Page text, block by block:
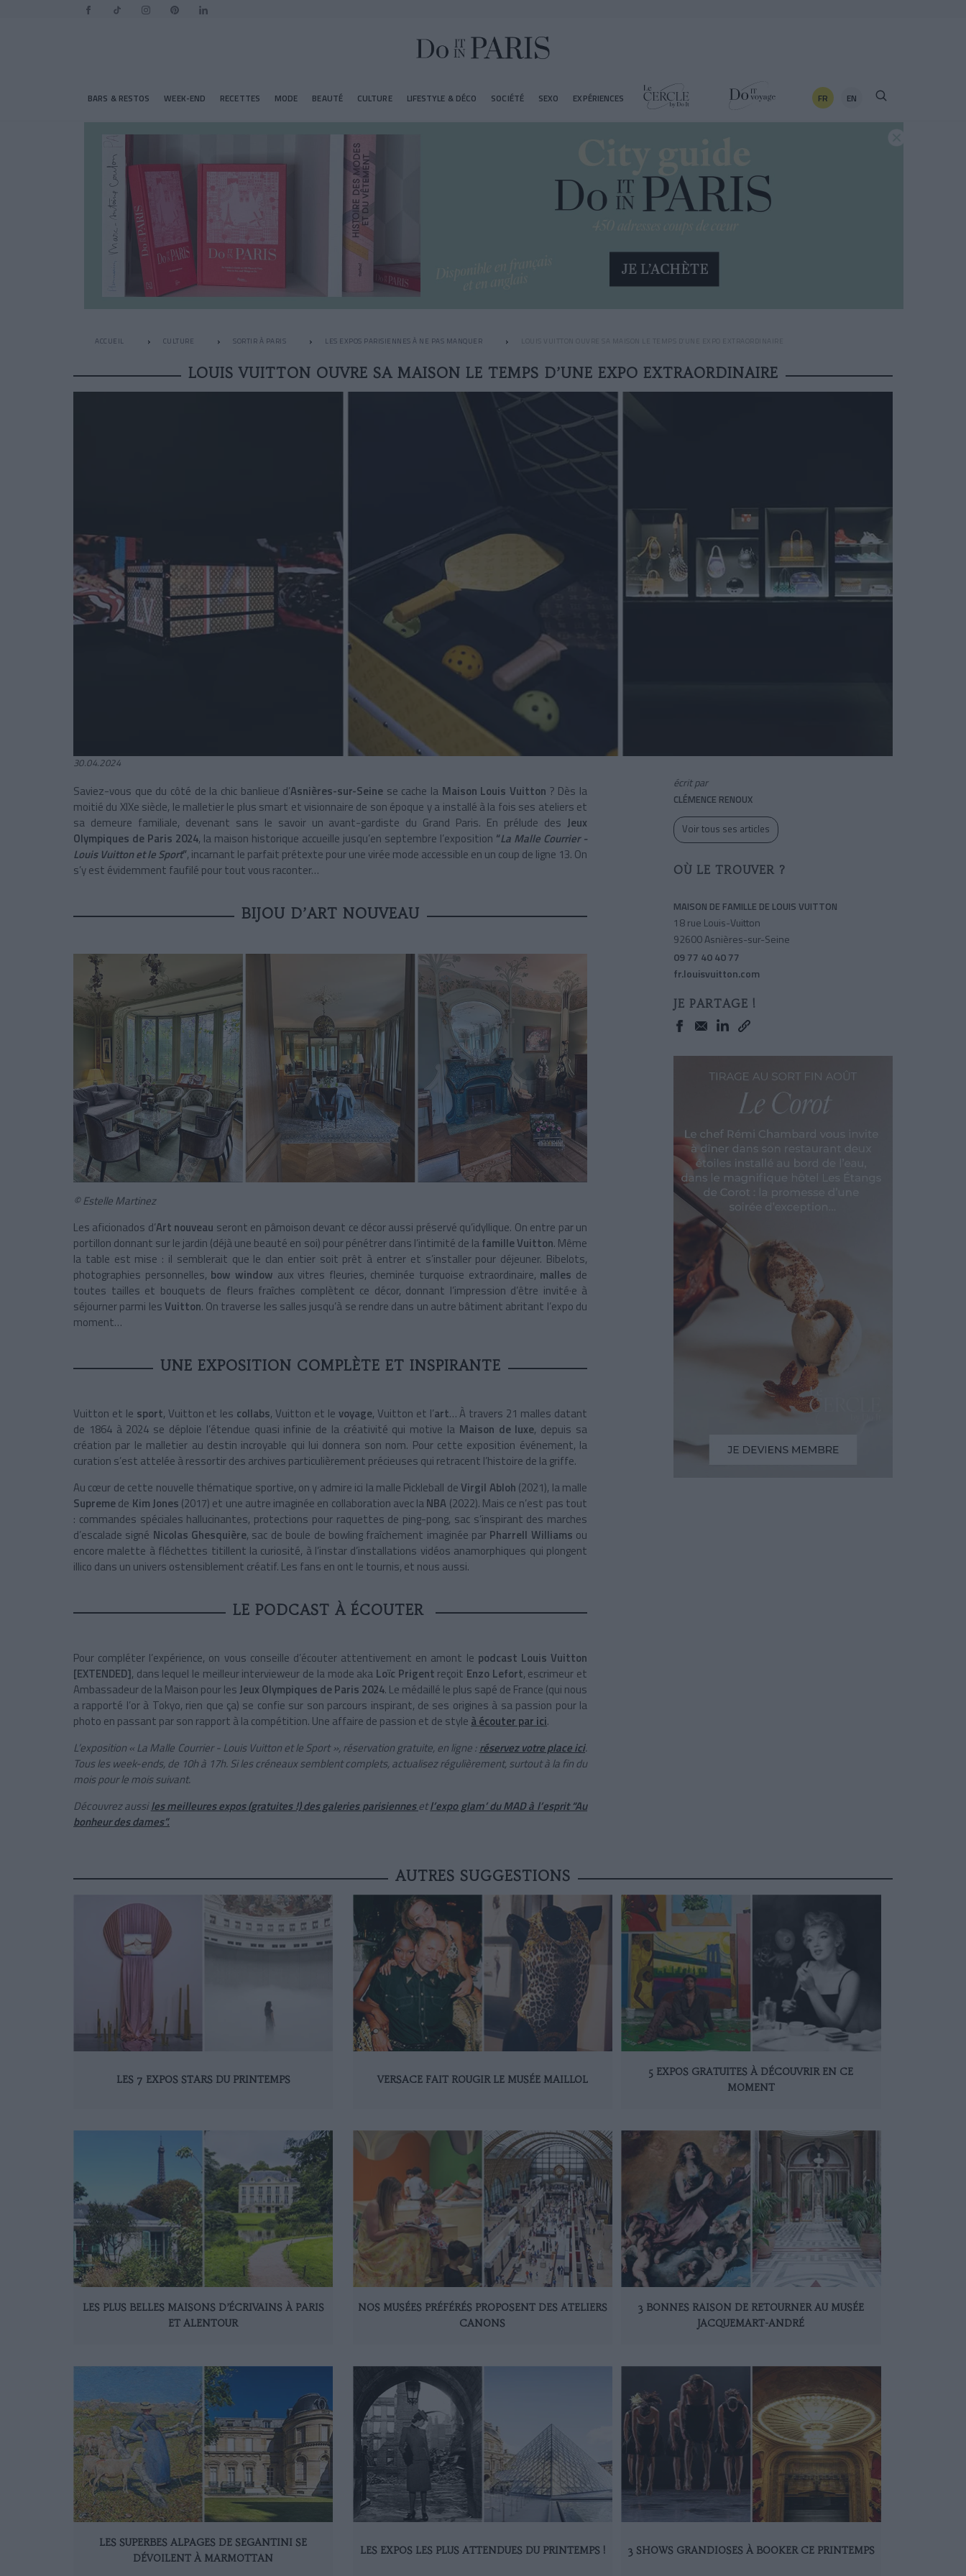
BARS & RESTOS WEEK-END RECETTES MODE BEAUTÉ CULTURE LIFESTYLE & DÉCO SOCIÉTÉ SEXO EXPÉRIENCES FR EN
ACCUEIL CULTURE SORTIR À PARIS LES EXPOS PARISIENNES À NE PAS MANQUER LOUIS VUITTON OUVRE SA MAISON LE TEMPS D’UNE EXPO EXTRAORDINAIRE
LOUIS VUITTON OUVRE SA MAISON LE TEMPS D’UNE EXPO EXTRAORDINAIRE
30.04.2024
Saviez-vous que du côté de la chic banlieue d’Asnières-sur-Seine se cache la Maison Louis Vuitton ? Dès la
moitié du XIXe siècle, le malletier le plus smart et visionnaire de son époque y a installé à la fois ses ateliers et
sa demeure familiale, devenant sans le savoir un avant-gardiste du Grand Paris. En prélude des Jeux
Olympiques de Paris 2024, la maison historique accueille jusqu’en septembre l’exposition “La Malle Courrier -
Louis Vuitton et le Sport”, incarnant le parfait prétexte pour une virée mode accessible en un coup de ligne 13. On
s’y est évidemment faufilé pour tout vous raconter…
BIJOU D’ART NOUVEAU
© Estelle Martinez
Les aficionados d’Art nouveau seront en pâmoison devant ce décor aussi préservé qu’idyllique. On entre par un
portillon donnant sur le jardin (déjà une beauté en soi) pour pénétrer dans l’intimité de lafamille Vuitton. Même
la table est mise : il semblerait que le clan entier soit prêt à entrer et s’installer pour déjeuner. Bibelots,
photographies personnelles, bow window aux vitres fleuries, cheminée turquoise extraordinaire, malles de
toutes tailles et bouquets de fleurs fraîches complètent ce décor, donnant l’impression d’être invité·e à
séjourner parmi lesVuitton. On traverse les salles jusqu’à se rendre dans un autre bâtiment abritant l’expo du
moment…
UNE EXPOSITION COMPLÈTE ET INSPIRANTE
Vuitton et le sport, Vuitton et les collabs, Vuitton et le voyage, Vuitton et l’art… À travers 21 malles datant
de 1864 à 2024 se déploie l’étendue quasi infinie de la créativité qui motive la Maison de luxe, depuis sa
création par le malletier au destin incroyable qui lui donnera son nom. Pour cette exposition événement, la
curation s’est attelée à ressortir des archives particulièrement précieuses qui retracent l’histoire de la griffe.
Au cœur de cette nouvelle thématique sportive, on y admire ici la malle Pickleball deVirgil Abloh (2021), la malle
Supremede Kim Jones (2017) et une autre imaginée en collaboration avec laNBA (2022). Mais ce n’est pas tout
: commandes spéciales hallucinantes, protections pour raquettes de ping-pong, sac s’inspirant des marches
d’escalade signé Nicolas Ghesquière, sac de boule de bowling fraîchement imaginée par Pharrell Williams ou
encore malette à fléchettes titillent la curiosité, à l’instar d’installations vidéos anamorphiques qui plongent
illico dans un univers ostensiblement créatif. Les fans en ont le tournis, et nous aussi.
LE PODCAST À ÉCOUTER
Pour compléter l’expérience, on vous conseille d’écouter attentivement en amont le podcast Louis Vuitton
[EXTENDED], dans lequel le meilleur intervieweur de la mode aka Loïc Prigent reçoit Enzo Lefort, escrimeur et
Ambassadeur de la Maison pour lesJeux Olympiques de Paris 2024. Le médaillé le plus sapé de France (qui nous
a rapporté l’or à Tokyo, rien que ça) se confie sur son parcours inspirant, de ses origines à sa passion pour la
photo en passant par son rapport à la compétition. Une affaire de passion et de style à écouter par ici.
L’exposition « La Malle Courrier - Louis Vuitton et le Sport », réservation gratuite, en ligne :réservez votre place ici.
Tous les week-ends, de 10h à 17h. Si les créneaux semblent complets, actualisez régulièrement, surtout à la fin du
mois pour le mois suivant.
Découvrez aussiles meilleures expos (gratuites !) des galeries parisiennesetl’expo glam’ du MAD à l’esprit “Au
bonheur des dames”.
écrit par
CLÉMENCE RENOUX
Voir tous ses articles
OÙ LE TROUVER ?
MAISON DE FAMILLE DE LOUIS VUITTON
18 rue Louis-Vuitton
92600 Asnières-sur-Seine
09 77 40 40 77
fr.louisvuitton.com
JE PARTAGE !
AUTRES SUGGESTIONS
LES 7 EXPOS STARS DU PRINTEMPS VERSACE FAIT ROUGIR LE MUSÉE MAILLOL
5 EXPOS GRATUITES À DÉCOUVRIR EN CE
MOMENT
LES PLUS BELLES MAISONS D’ÉCRIVAINS À PARIS
ET ALENTOUR
NOS MUSÉES PRÉFÉRÉS PROPOSENT DES ATELIERS
CANONS
3 BONNES RAISON DE RETOURNER AU MUSÉE
JACQUEMART-ANDRÉ
LES SUPERBES ALPAGES DE SEGANTINI SE
DÉVOILENT À MARMOTTAN
LES EXPOS LES PLUS ATTENDUES DU PRINTEMPS ! 3 SHOWS GRANDIOSES À BOOKER CE PRINTEMPS